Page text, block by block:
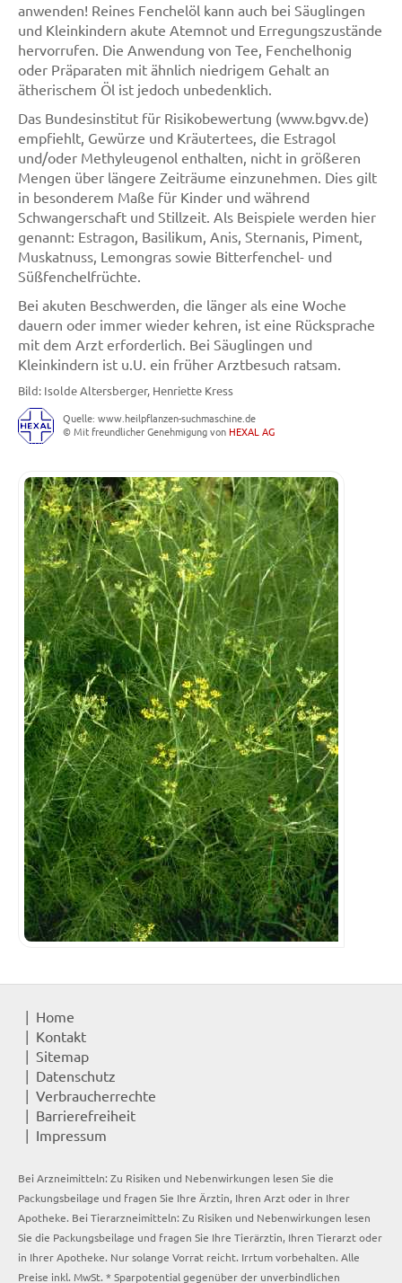
anwenden! Reines Fenchelöl kann auch bei Säuglingen
und Kleinkindern akute Atemnot und Erregungszustände
hervorrufen. Die Anwendung von Tee, Fenchelhonig
oder Präparaten mit ähnlich niedrigem Gehalt an
ätherischem Öl ist jedoch unbedenklich.
Das Bundesinstitut für Risikobewertung (www.bgvv.de)
empfiehlt, Gewürze und Kräutertees, die Estragol
und/oder Methyleugenol enthalten, nicht in größeren
Mengen über längere Zeiträume einzunehmen. Dies gilt
in besonderem Maße für Kinder und während
Schwangerschaft und Stillzeit. Als Beispiele werden hier
genannt: Estragon, Basilikum, Anis, Sternanis, Piment,
Muskatnuss, Lemongras sowie Bitterfenchel- und
Süßfenchelfrüchte.
Bei akuten Beschwerden, die länger als eine Woche
dauern oder immer wieder kehren, ist eine Rücksprache
mit dem Arzt erforderlich. Bei Säuglingen und
Kleinkindern ist u.U. ein früher Arztbesuch ratsam.
Bild: Isolde Altersberger, Henriette Kress
Quelle: www.heilpflanzen-suchmaschine.de
© Mit freundlicher Genehmigung von HEXAL AG
Home
Kontakt
Sitemap
Datenschutz
Verbraucherrechte
Barrierefreiheit
Impressum
Bei Arzneimitteln: Zu Risiken und Nebenwirkungen lesen Sie die
Packungsbeilage und fragen Sie Ihre Ärztin, Ihren Arzt oder in Ihrer
Apotheke. Bei Tierarzneimitteln: Zu Risiken und Nebenwirkungen lesen
Sie die Packungsbeilage und fragen Sie Ihre Tierärztin, Ihren Tierarzt oder
in Ihrer Apotheke. Nur solange Vorrat reicht. Irrtum vorbehalten. Alle
Preise inkl. MwSt. * Sparpotential gegenüber der unverbindlichen